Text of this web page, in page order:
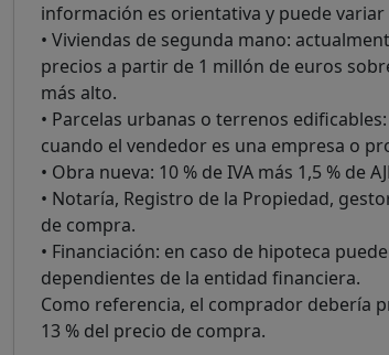
información es orientativa y puede
• Viviendas de segunda mano:
precios a partir de 1 millón de euros
más alto.
• Parcelas urbanas o terrenos
cuando el vendedor es una empresa o
• Obra nueva: 10 % de IVA más 1,5 % de
• Notaría, Registro de la Propiedad,
de compra.
• Financiación: en caso de hipoteca
dependientes de la entidad financiera.
Como referencia, el comprador debería
13 % del precio de compra.